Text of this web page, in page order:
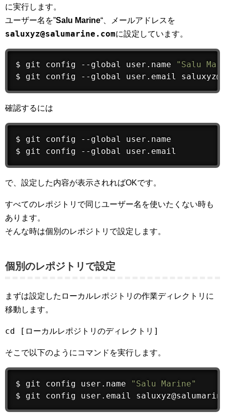
に実行します。
ユーザー名を”Salu Marine“、メールアドレスを
saluxyz@salumarine.comに設定しています。
$ git config --global user.name
"Salu
$ git config --global user.email
確認するには
$ git config --global user.name
$ git config --global user.email
で、設定した内容が表示されればOKです。
すべてのレポジトリで同じユーザー名を使いたくない時も
あります。
そんな時は個別のレポジトリで設定します。
個別のレポジトリで設定
まずは設定したローカルレポジトリの作業ディレクトリに
移動します。
cd [ローカルレポジトリのディレクトリ]
そこで以下のようにコマンドを実行します。
$ git config user.name
"Salu Marine"
$ git config user.email